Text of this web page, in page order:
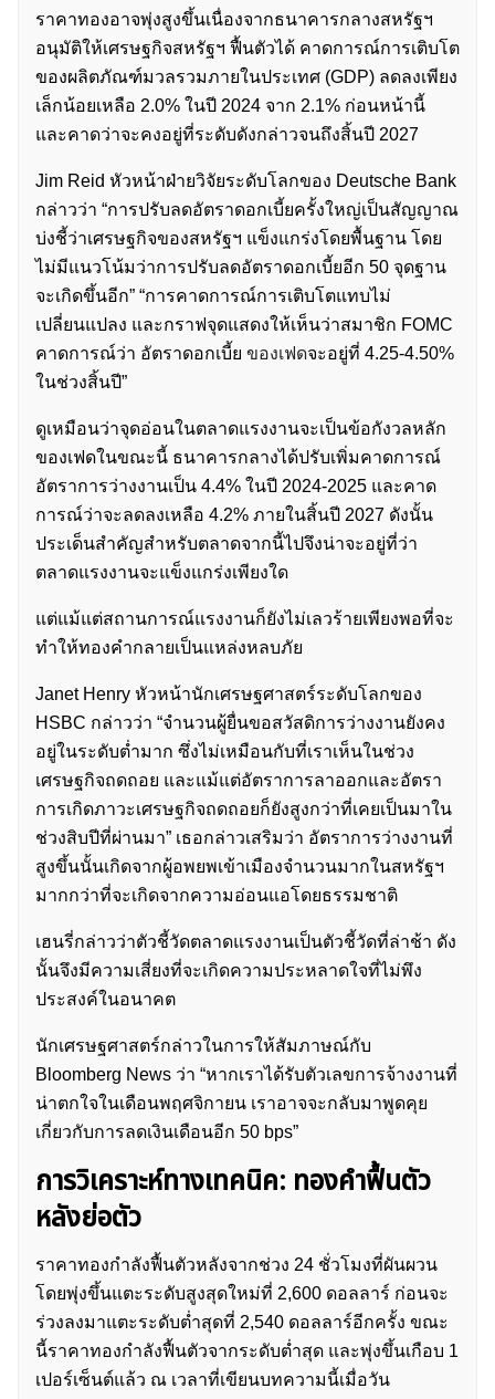
ราคาทองอาจพุ่งสูงขึ้นเนื่องจากธนาคารกลางสหรัฐฯ
อนุมัติให้เศรษฐกิจสหรัฐฯ ฟื้นตัวได้ คาดการณ์การเติบโต
ของผลิตภัณฑ์มวลรวมภายในประเทศ (GDP) ลดลงเพียง
เล็กน้อยเหลือ 2.0% ในปี 2024 จาก 2.1% ก่อนหน้านี้
และคาดว่าจะคงอยู่ที่ระดับดังกล่าวจนถึงสิ้นปี 2027
Jim Reid หัวหน้าฝ่ายวิจัยระดับโลกของ Deutsche Bank
กล่าวว่า “การปรับลดอัตราดอกเบี้ยครั้งใหญ่เป็นสัญญาณ
บ่งชี้ว่าเศรษฐกิจของสหรัฐฯ แข็งแกร่งโดยพื้นฐาน โดย
ไม่มีแนวโน้มว่าการปรับลดอัตราดอกเบี้ยอีก 50 จุดฐาน
จะเกิดขึ้นอีก” “การคาดการณ์การเติบโตแทบไม่
เปลี่ยนแปลง และกราฟจุดแสดงให้เห็นว่าสมาชิก FOMC
คาดการณ์ว่า อัตราดอกเบี้ย ของเฟดจะอยู่ที่ 4.25-4.50%
ในช่วงสิ้นปี”
ดูเหมือนว่าจุดอ่อนในตลาดแรงงานจะเป็นข้อกังวลหลัก
ของเฟดในขณะนี้ ธนาคารกลางได้ปรับเพิ่มคาดการณ์
อัตราการว่างงานเป็น 4.4% ในปี 2024-2025 และคาด
การณ์ว่าจะลดลงเหลือ 4.2% ภายในสิ้นปี 2027 ดังนั้น
ประเด็นสำคัญสำหรับตลาดจากนี้ไปจึงน่าจะอยู่ที่ว่า
ตลาดแรงงานจะแข็งแกร่งเพียงใด
แต่แม้แต่สถานการณ์แรงงานก็ยังไม่เลวร้ายเพียงพอที่จะ
ทำให้ทองคำกลายเป็นแหล่งหลบภัย
Janet Henry หัวหน้านักเศรษฐศาสตร์ระดับโลกของ
HSBC กล่าวว่า “จำนวนผู้ยื่นขอสวัสดิการว่างงานยังคง
อยู่ในระดับต่ำมาก ซึ่งไม่เหมือนกับที่เราเห็นในช่วง
เศรษฐกิจถดถอย และแม้แต่อัตราการลาออกและอัตรา
การเกิดภาวะเศรษฐกิจถดถอยก็ยังสูงกว่าที่เคยเป็นมาใน
ช่วงสิบปีที่ผ่านมา” เธอกล่าวเสริมว่า อัตราการว่างงานที่
สูงขึ้นนั้นเกิดจากผู้อพยพเข้าเมืองจำนวนมากในสหรัฐฯ
มากกว่าที่จะเกิดจากความอ่อนแอโดยธรรมชาติ
เฮนรี่กล่าวว่าตัวชี้วัดตลาดแรงงานเป็นตัวชี้วัดที่ล่าช้า ดัง
นั้นจึงมีความเสี่ยงที่จะเกิดความประหลาดใจที่ไม่พึง
ประสงค์ในอนาคต
นักเศรษฐศาสตร์กล่าวในการให้สัมภาษณ์กับ
Bloomberg News ว่า “หากเราได้รับตัวเลขการจ้างงานที่
น่าตกใจในเดือนพฤศจิกายน เราอาจจะกลับมาพูดคุย
เกี่ยวกับการลดเงินเดือนอีก 50 bps”
การวิเคราะห์ทางเทคนิค: ทองคำฟื้นตัว
หลังย่อตัว
ราคาทองกำลังฟื้นตัวหลังจากช่วง 24 ชั่วโมงที่ผันผวน
โดยพุ่งขึ้นแตะระดับสูงสุดใหม่ที่ 2,600 ดอลลาร์ ก่อนจะ
ร่วงลงมาแตะระดับต่ำสุดที่ 2,540 ดอลลาร์อีกครั้ง ขณะ
นี้ราคาทองกำลังฟื้นตัวจากระดับต่ำสุด และพุ่งขึ้นเกือบ 1
เปอร์เซ็นต์แล้ว ณ เวลาที่เขียนบทความนี้เมื่อวัน